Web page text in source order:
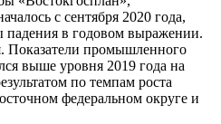
с сентября 2020 года,
в годовом выражении.
Показатели промышленного
выше уровня 2019 года на
по темпам роста
федеральном округе и